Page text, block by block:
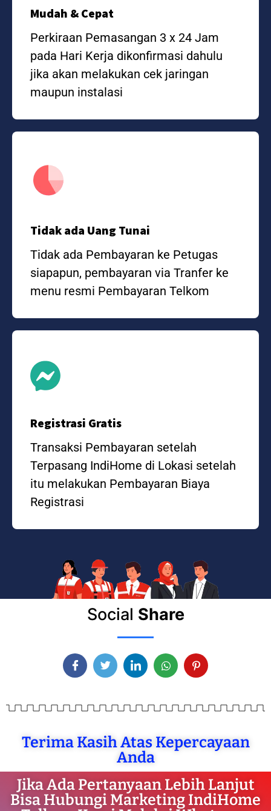
Mudah & Cepat
Perkiraan Pemasangan 3 x 24 Jam
pada Hari Kerja dikonfirmasi dahulu
jika akan melakukan cek jaringan
maupun instalasi
Tidak ada Uang Tunai
Tidak ada Pembayaran ke Petugas
siapapun, pembayaran via Tranfer ke
menu resmi Pembayaran Telkom
Registrasi Gratis
Transaksi Pembayaran setelah
Terpasang IndiHome di Lokasi setelah
itu melakukan Pembayaran Biaya
Registrasi
Social Share
Terima Kasih Atas Kepercayaan
Anda
Jika Ada Pertanyaan Lebih Lanjut
Bisa Hubungi Marketing IndiHome